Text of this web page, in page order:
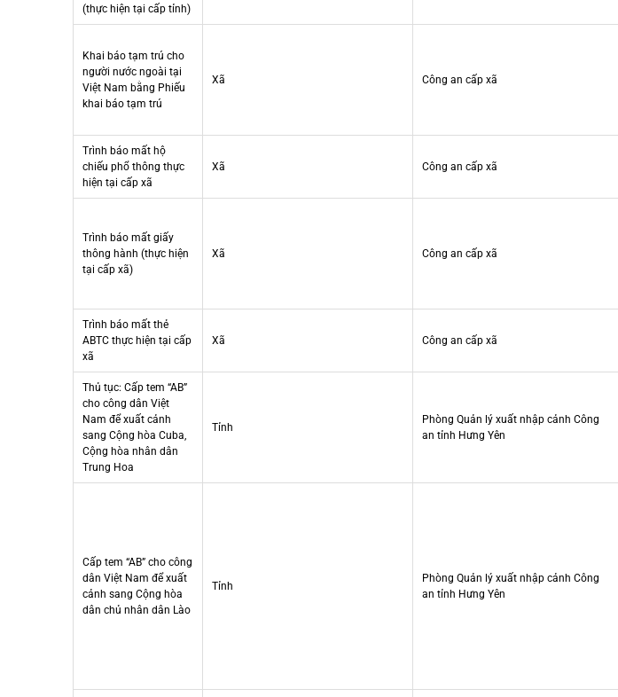
(thực hiện tại cấp tỉnh)
Khai báo tạm trú cho
người nước ngoài tại
Việt Nam bằng Phiếu
khai báo tạm trú
Xã Công an cấp xã
Trình báo mất hộ
chiếu phổ thông thực
hiện tại cấp xã
Xã Công an cấp xã
Trình báo mất giấy
thông hành (thực hiện
tại cấp xã)
Xã Công an cấp xã
Trình báo mất thẻ
ABTC thực hiện tại cấp
xã
Xã Công an cấp xã
Thủ tục: Cấp tem “AB”
cho công dân Việt
Nam để xuất cảnh
sang Cộng hòa Cuba,
Cộng hòa nhân dân
Trung Hoa
Tỉnh
Phòng Quản lý xuất nhập cảnh Công
an tỉnh Hưng Yên
Cấp tem “AB” cho công
dân Việt Nam để xuất
cảnh sang Cộng hòa
dân chủ nhân dân Lào
Tỉnh
Phòng Quản lý xuất nhập cảnh Công
an tỉnh Hưng Yên